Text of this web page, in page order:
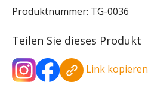
Produktnummer: TG-0036
Teilen Sie dieses Produkt
Link kopieren